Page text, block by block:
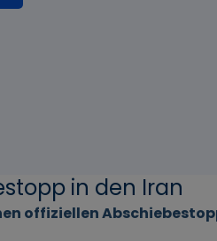
in den Iran
offiziellen